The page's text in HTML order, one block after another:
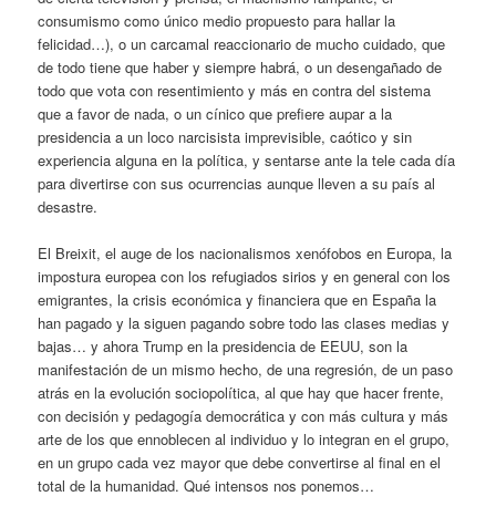
consumismo como único medio propuesto para hallar la
felicidad…), o un carcamal reaccionario de mucho cuidado, que
de todo tiene que haber y siempre habrá, o un desengañado de
todo que vota con resentimiento y más en contra del sistema
que a favor de nada, o un cínico que prefiere aupar a la
presidencia a un loco narcisista imprevisible, caótico y sin
experiencia alguna en la política, y sentarse ante la tele cada día
para divertirse con sus ocurrencias aunque lleven a su país al
desastre.
El Breixit, el auge de los nacionalismos xenófobos en Europa, la
impostura europea con los refugiados sirios y en general con los
emigrantes, la crisis económica y financiera que en España la
han pagado y la siguen pagando sobre todo las clases medias y
bajas… y ahora Trump en la presidencia de EEUU, son la
manifestación de un mismo hecho, de una regresión, de un paso
atrás en la evolución sociopolítica, al que hay que hacer frente,
con decisión y pedagogía democrática y con más cultura y más
arte de los que ennoblecen al individuo y lo integran en el grupo,
en un grupo cada vez mayor que debe convertirse al final en el
total de la humanidad. Qué intensos nos ponemos…